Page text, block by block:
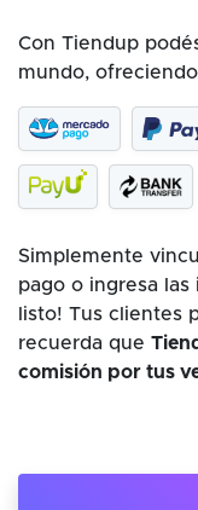
Con Tiendup
mundo,
Simplemente
pago o ingresa
listo! Tus clientes
recuerda que
comisión por tus